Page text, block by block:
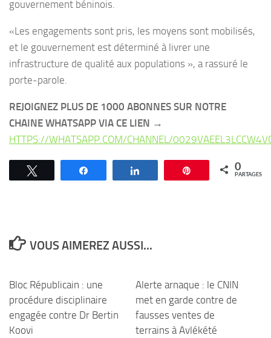
gouvernement béninois.
«Les engagements sont pris, les moyens sont mobilisés,
et le gouvernement est déterminé à livrer une
infrastructure de qualité aux populations », a rassuré le
porte-parole.
REJOIGNEZ PLUS DE 1000 ABONNES SUR NOTRE
CHAINE WHATSAPP VIA CE LIEN →
HTTPS://WHATSAPP.COM/CHANNEL/
Épingle 0
PARTAGES
VOUS AIMEREZ AUSSI...
Bloc Républicain : une
procédure disciplinaire
engagée contre Dr Bertin
Koovi
Alerte arnaque : le CNIN
met en garde contre de
fausses ventes de
terrains à Avlékété